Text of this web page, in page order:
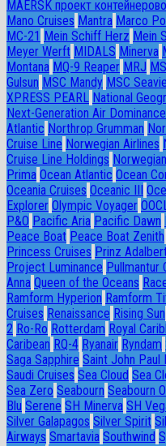
MAERSK проект
Mano Cruises Mantra Marco
MC-21 Mein Schiff Herz Mein
Meyer Werft MIDALS Minerva
Montana MQ-9 Reaper MRJ
Gulsun MSC Mandy MSC
XPRESS PEARL National
Next-Generation Air Dominance
Atlantic Northrop Grumman
Cruise Line Norwegian Airlines
Cruise Line Holdings
Prima Ocean Atlantic Ocean
Oceania Cruises Oceanic III
Explorer Olympic Voyager
P&O Pacific Aria Pacific Dawn
Peace Boat Peace Boat Zenith
Princess Cruises Prinz
Project Luminance Pullmantur
Anna Queen of the Oceans
Ramform Hyperion Ramform
Cruises Renaissance Rising Sun
2 Ro-Ro Rotterdam Royal
Caribean RQ-4 Ryanair Ryndam
Saga Sapphire Saint John Paul II
Saudi Cruises Sea Cloud Sea
Sea Zero Seabourn Seabourn
Blu Serene SH Minerva SH
Silver Galapagos Silver Spirit
Airways Smartavia Southwind